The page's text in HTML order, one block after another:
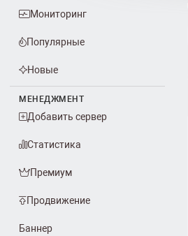
Мониторинг
Популярные
Новые
МЕНЕДЖМЕНТ
Добавить сервер
Статистика
Премиум
Продвижение
Баннер